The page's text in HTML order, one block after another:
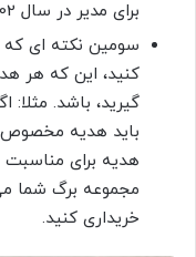
برای مدیر در سال 1402 را می توانبد فراهم کنید.
سومین نکته ای که
کنید، این که هر
گیرید، باشد. مثلا:
باید هدیه مخصوص
هدیه برای
مجموعه برگ شما می
خریداری کنید.